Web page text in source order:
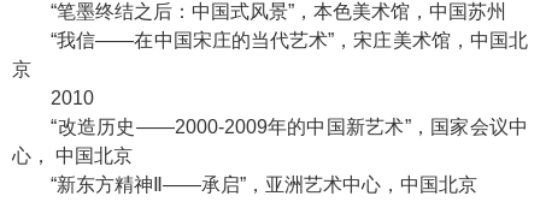
“笔墨终结之后：中国式风景”，本色美术馆，中国苏州
“我信——在中国宋庄的当代艺术”，宋庄美术馆，中国北
京
2010
“改造历史——2000-2009年的中国新艺术”，国家会议中
心， 中国北京
“新东方精神Ⅱ——承启”，亚洲艺术中心，中国北京